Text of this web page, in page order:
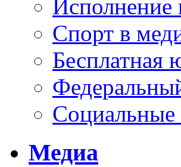
Исполнение
Спорт в
Бесплатная
Социальные
Медиа